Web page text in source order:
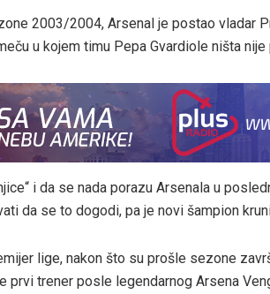
2003/2004, Arsenal je postao vladar
u kojem timu Pepa Gvardiole ništa
i da se nada porazu Arsenala u
da se to dogodi, pa je novi šampion
lige, nakon što su prošle sezone
prvi trener posle legendarnog Arsena